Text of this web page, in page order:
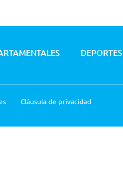
DEPORTES
Cláusula de privacidad